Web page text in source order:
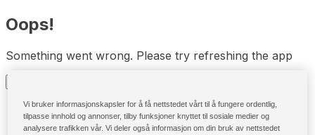
Oops!
Something went wrong. Please try refreshing the app
Vi bruker informasjonskapsler for å få nettstedet vårt til å fungere ordentlig,
tilpasse innhold og annonser, tilby funksjoner knyttet til sosiale medier og
analysere trafikken vår. Vi deler også informasjon om din bruk av nettstedet